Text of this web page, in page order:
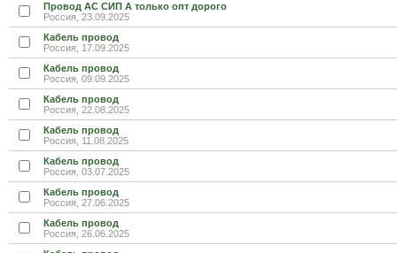
Провод АС СИП А только опт дорого
Россия, 23.09.2025
Кабель провод
Россия, 17.09.2025
Кабель провод
Россия, 09.09.2025
Кабель провод
Россия, 22.08.2025
Кабель провод
Россия, 11.08.2025
Кабель провод
Россия, 03.07.2025
Кабель провод
Россия, 27.06.2025
Кабель провод
Россия, 26.06.2025